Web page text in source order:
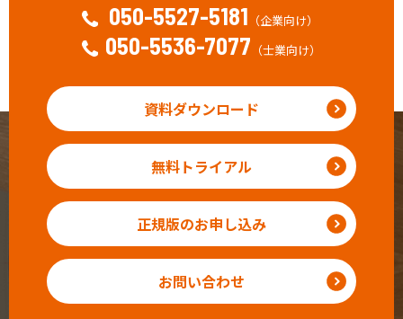
050-5527-5181 （企業向け）
050-5536-7077 （士業向け）
資料ダウンロード
無料トライアル
正規版のお申し込み
お問い合わせ